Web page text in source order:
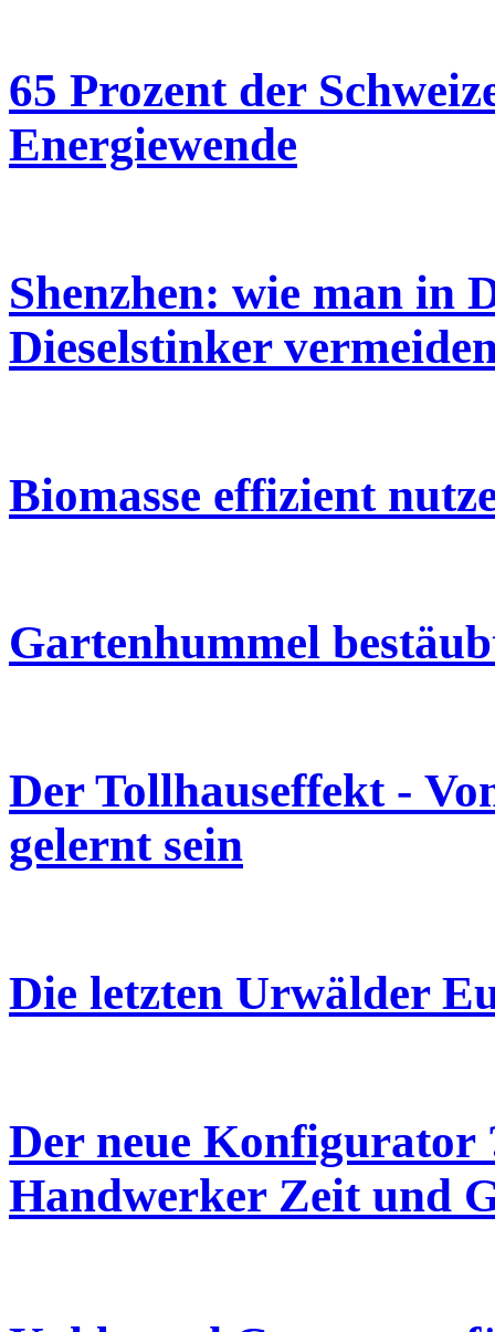
65 Prozent der
Energiewende
Shenzhen: wie man in
Dieselstinker
Biomasse effizient
Gartenhummel
Der Tollhauseffekt -
gelernt sein
Die letzten Urwälder
Der neue Konfigurator
Handwerker Zeit und